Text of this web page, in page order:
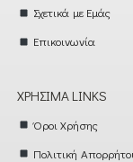
Σχετικά με Εμάς
Επικοινωνία
ΧΡΉΣΙΜΑ LINKS
Όροι Χρήσης
Πολιτική